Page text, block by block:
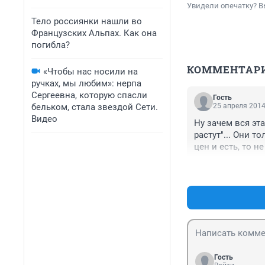
Тело россиянки нашли во
Французских Альпах. Как она
погибла?
«Чтобы нас носили на
ручках, мы любим»: нерпа
Сергеевна, которую спасли
бельком, стала звездой Сети.
Видео
Увидели опечатку?
Гость
25 апреля
Ну зачем вся
растут"... Они
цен и есть, то
каналы не
так хотят
привести к
деятельность
платили
Гость